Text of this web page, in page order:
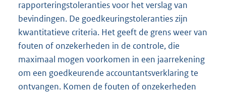
rapporteringstoleranties voor het verslag van
bevindingen. De goedkeuringstoleranties zijn
kwantitatieve criteria. Het geeft de grens weer van
fouten of onzekerheden in de controle, die
maximaal mogen voorkomen in een jaarrekening
om een goedkeurende accountantsverklaring te
ontvangen. Komen de fouten of onzekerheden